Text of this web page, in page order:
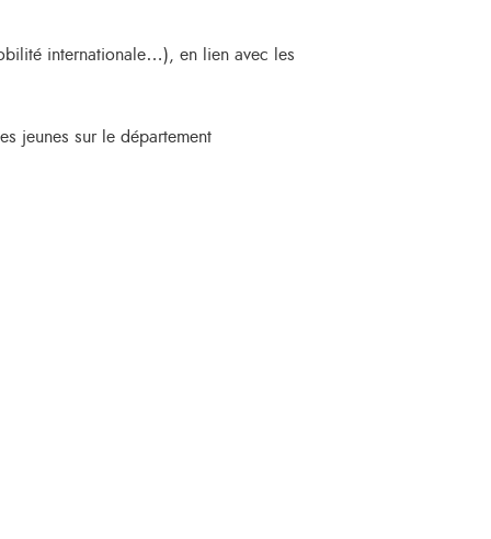
internationale…), en lien avec les
jeunes sur le département